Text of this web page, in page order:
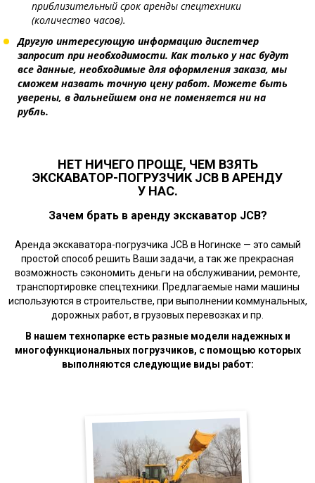
приблизительный срок аренды спецтехники
(количество часов).
Другую интересующую информацию диспетчер
запросит при необходимости. Как только у нас будут
все данные, необходимые для оформления заказа, мы
сможем назвать точную цену работ. Можете быть
уверены, в дальнейшем она не поменяется ни на
рубль.
НЕТ НИЧЕГО ПРОЩЕ, ЧЕМ ВЗЯТЬ
ЭКСКАВАТОР-ПОГРУЗЧИК JCB В АРЕНДУ
У НАС.
Зачем брать в аренду экскаватор JCB?
Аренда экскаватора-погрузчика JCB в Ногинске — это самый
простой способ решить Ваши задачи, а так же прекрасная
возможность сэкономить деньги на обслуживании, ремонте,
транспортировке спецтехники. Предлагаемые нами машины
используются в строительстве, при выполнении коммунальных,
дорожных работ, в грузовых перевозках и пр.
В нашем технопарке есть разные модели надежных и
многофункциональных погрузчиков, с помощью которых
выполняются следующие виды работ: